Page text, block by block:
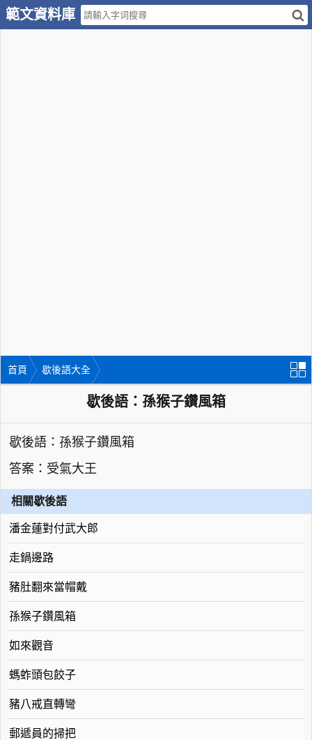
範文資料庫
首頁 歇後語大全
歇後語：孫猴子鑽風箱
歇後語：孫猴子鑽風箱
答案：受氣大王
相關歇後語
潘金蓮對付武大郎
走鍋邊路
豬肚翻來當帽戴
孫猴子鑽風箱
如來觀音
螞蚱頭包餃子
豬八戒直轉彎
郵遞員的掃把